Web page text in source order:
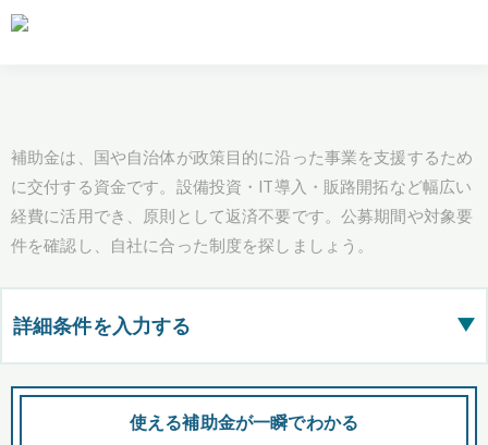
補助金は、国や自治体が政策目的に沿った事業を支援するため
に交付する資金です。設備投資・IT導入・販路開拓など幅広い
経費に活用でき、原則として返済不要です。公募期間や対象要
件を確認し、自社に合った制度を探しましょう。
詳細条件を入力する ▶
都道府県
使える補助金が一瞬でわかる